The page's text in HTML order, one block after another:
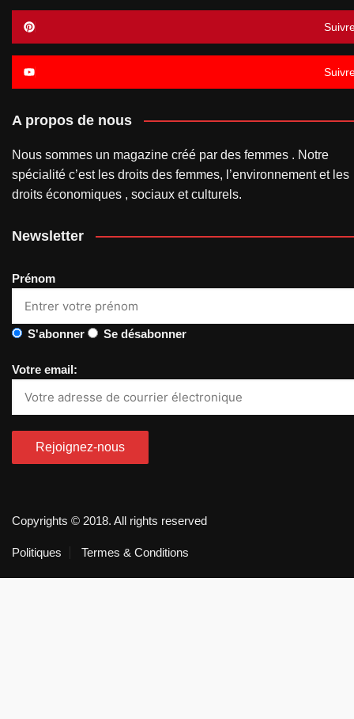
A propos de nous
Nous sommes un magazine créé par des femmes . Notre
spécialité c’est les droits des femmes, l’environnement et les
droits économiques , sociaux et culturels.
Newsletter
Prénom
S'abonner Se désabonner
Votre email:
Copyrights © 2018. All rights reserved
Politiques Termes & Conditions